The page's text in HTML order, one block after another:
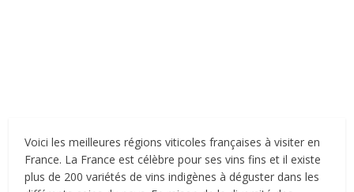
Voici les meilleures régions viticoles françaises à visiter en
France. La France est célèbre pour ses vins fins et il existe
plus de 200 variétés de vins indigènes à déguster dans les